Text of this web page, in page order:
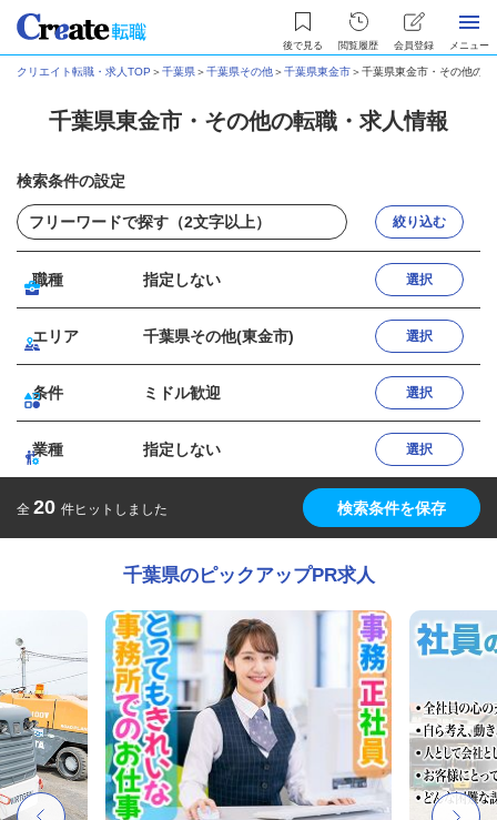
後で見る 閲覧履歴 会員登録 メニュー
クリエイト転職・求人TOP ＞千葉県＞千葉県その他＞千葉県東金市＞千葉県東金市・その他の
千葉県東金市・その他の転職・求人情報
検索条件の設定
絞り込む
職種 指定しない 選択
エリア 千葉県その他(東金市) 選択
条件 ミドル歓迎 選択
業種 指定しない 選択
全 20 件ヒットしました 検索条件を保存
千葉県のピックアップPR求人